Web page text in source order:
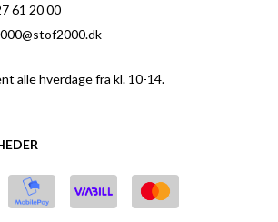
61 20 00
alle hverdage fra kl. 10-14.